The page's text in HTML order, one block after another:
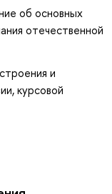
об основных
отечественной
и
курсовой